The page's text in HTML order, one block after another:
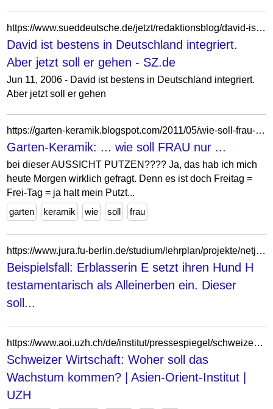
https://www.sueddeutsche.de/jetzt/redaktionsblog/david-ist-bestens-in-deutschland-integriert-aber-jetzt-soll-er-gehen-jzt.14621894312241402
David ist bestens in Deutschland integriert.
Aber jetzt soll er gehen - SZ.de
Jun 11, 2006 - David ist bestens in Deutschland integriert.
Aber jetzt soll er gehen
https://garten-keramik.blogspot.com/2011/05/wie-soll-frau-nur.html?showComment=1306517603893
Garten-Keramik: ... wie soll FRAU nur ...
bei dieser AUSSICHT PUTZEN???? Ja, das hab ich mich
heute Morgen wirklich gefragt. Denn es ist doch Freitag =
Frei-Tag = ja halt mein Putzt...
garten
keramik wie soll frau
https://www.jura.fu-berlin.de/studium/lehrplan/projekte/netjura/zivilrecht/BGB_AT/a2/I_1_natuerliche_personen/1047.html
Beispielsfall: Erblasserin E setzt ihren Hund H
testamentarisch als Alleinerben ein. Dieser
soll...
https://www.aoi.uzh.ch/de/institut/pressespiegel/schweizer-wirtschaft-woher-soll-das-wachstum-kommen.html
Schweizer Wirtschaft: Woher soll das
Wachstum kommen? | Asien-Orient-Institut |
UZH